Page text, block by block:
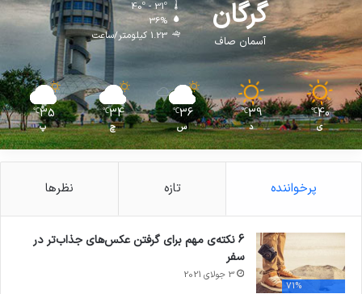
گرگان
آسمان صاف
40º - 31º
36%
1.23 کیلومتر/ساعت
40
℃
ی
39
℃
د
36
℃
س
34
℃
چ
35
℃
پ
پرخواننده تازه نظرها
71%
6 نکته‌ی مهم برای گرفتن عکس‌های جذاب‌تر در
سفر
3 جولای 2021